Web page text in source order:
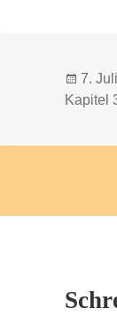
am
7.
Kapitel